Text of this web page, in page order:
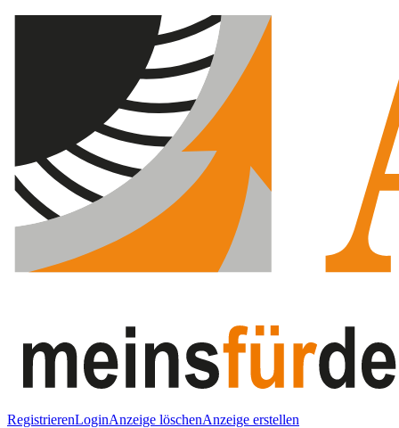
RegistrierenLoginAnzeige löschenAnzeige erstellen